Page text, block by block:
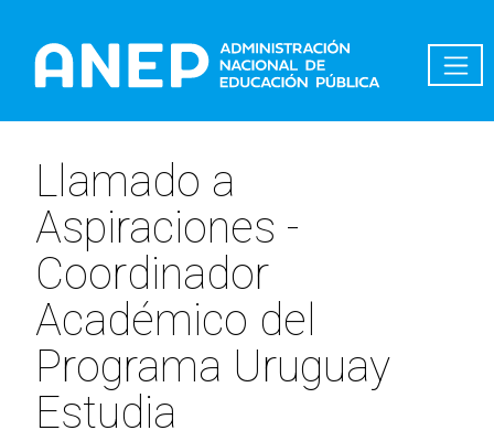
Llamado a
Aspiraciones -
Coordinador
Académico del
Programa Uruguay
Estudia